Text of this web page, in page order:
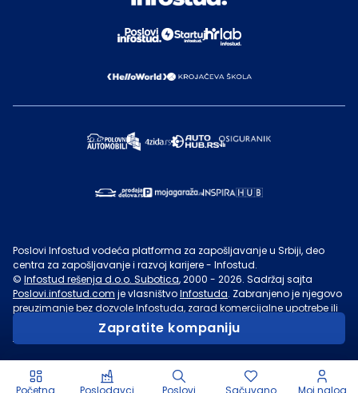
Zapratite kompaniju
Poslovi Infostud vodeća platforma za zapošljavanje u Srbiji, deo
centra za zapošljavanje i razvoj karijere - Infostud.
© Infostud rešenja d.o.o. Subotica, 2000 - 2026. Sadržaj sajta
Poslovi.infostud.com je vlasništvoInfostuda. Zabranjeno je njegovo
preuzimanje bez dozvoleInfostuda, zarad komercijalne upotrebe ili
u druge svrhe, osim za lične potrebe posetilaca sajta.
Početna Poslodavci Poslovi Sačuvano Moj nalog